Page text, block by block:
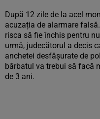
După 12 zile de la acel
acuzația de alarmare
risca să fie închis pentru
urmă, judecătorul a decis
anchetei desfășurate de
bărbatul va trebui să facă
de 3 ani.